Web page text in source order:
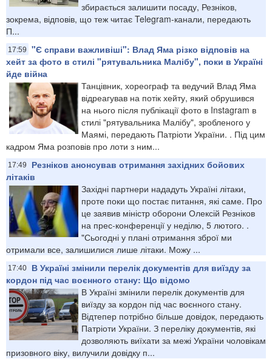
збирається залишити посаду, Резніков,
зокрема, відповів, що теж читає Telegram-канали, передають
П...
17:59
"Є справи важливіші": Влад Яма різко відповів на
хейт за фото в стилі "рятувальника Малібу", поки в Україні
йде війна
Танцівник, хореограф та ведучий Влад Яма
відреагував на потік хейту, який обрушився
на нього після публікації фото в Instagram в
стилі "рятувальника Малібу", зробленого у
Маямі, передають Патріоти України. . Під цим
кадром Яма розповів про лоти з ним...
17:49
Резніков анонсував отримання західних бойових
літаків
Західні партнери нададуть Україні літаки,
проте поки що постає питання, які саме. Про
це заявив міністр оборони Олексій Резніков
на прес-конференції у неділю, 5 лютого. .
"Сьогодні у плані отримання зброї ми
отримали все, залишилися лише літаки. Можу ...
17:40
В Україні змінили перелік документів для виїзду за
кордон під час воєнного стану: Що відомо
В Україні змінили перелік документів для
виїзду за кордон під час воєнного стану.
Відтепер потрібно більше довідок, передають
Патріоти України. З переліку документів, які
дозволяють виїхати за межі України чоловікам
призовного віку, вилучили довідку п...